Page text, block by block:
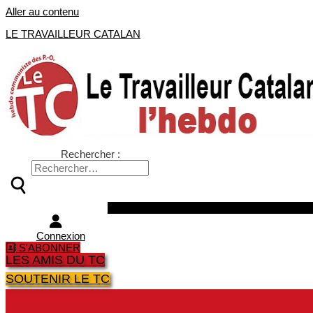
Aller au contenu
LE TRAVAILLEUR CATALAN
Rechercher :
Connexion
S'ABONNER
LES AMIS DU TC
SOUTENIR LE TC